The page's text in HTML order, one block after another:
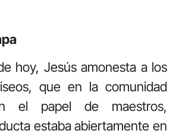
hoy, Jesús amonesta a los
que en la comunidad
el papel de maestros,
estaba abiertamente en